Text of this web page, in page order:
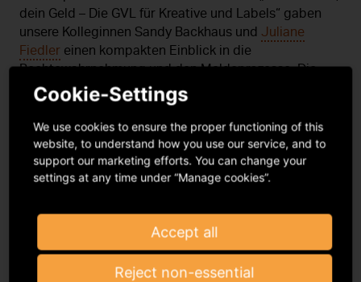
dein Geld – Die GVL für Kreative und Labels“ gaben
unsere Kolleginnen Sandy Backhaus und Juliane
Fiedler einen kompakten Einblick in die
Rechtewahrnehmung und den Meldeprozesse. Die
Teilnehmenden nutzten die Gelegenheit für zahlreiche
Fragen – ein lebendiger Dialog, der zeigte, wie groß
der Informationsbedarf rund um faire Vergütung und
Rechte ist.
Sie haben Fragen rund um die GVL und konnten nicht
gvl.de/contact
Cookie-Settings
We use cookies to ensure the proper functioning of this
website, to understand how you use our service, and to
support our marketing efforts. You can change your
settings at any time under “Manage cookies”.
Accept all
Reject non-essential